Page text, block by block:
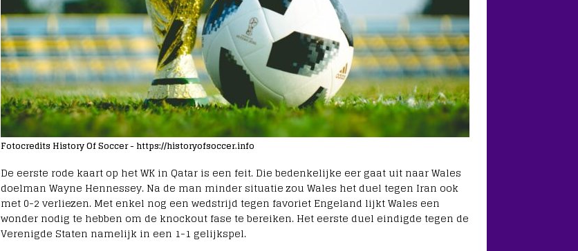
Fotocredits History Of Soccer - https://historyofsoccer.info
De eerste rode kaart op het WK in Qatar is een feit. Die bedenkelijke eer gaat uit naar Wales
doelman Wayne Hennessey. Na de man minder situatie zou Wales het duel tegen Iran ook
met 0-2 verliezen. Met enkel nog een wedstrijd tegen favoriet Engeland lijkt Wales een
wonder nodig te hebben om de knockout fase te bereiken. Het eerste duel eindigde tegen de
Verenigde Staten namelijk in een 1-1 gelijkspel.